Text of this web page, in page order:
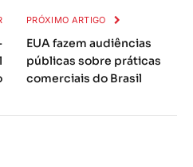
PRÓXIMO ARTIGO
EUA fazem audiências
públicas sobre práticas
comerciais do Brasil